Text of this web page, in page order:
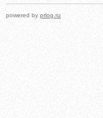
powered by prlog.ru